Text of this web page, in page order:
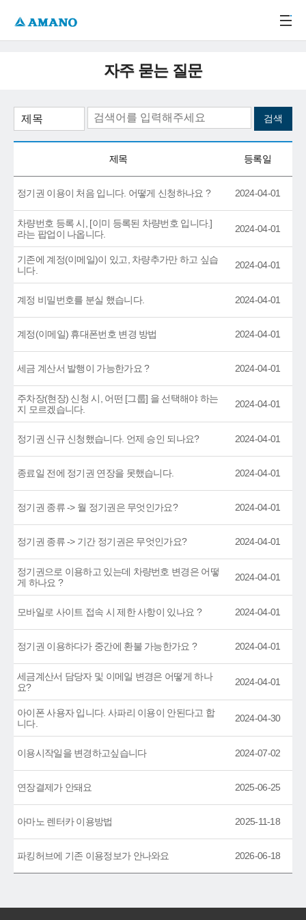
자주 묻는 질문
제목 등록일
정기권 이용이 처음 입니다. 어떻게 신청하나요 ? 2024-04-01
차량번호 등록 시, [이미 등록된 차량번호 입니다.]
라는 팝업이 나옵니다.
2024-04-01
기존에 계정(이메일)이 있고, 차량추가만 하고 싶습
니다.
2024-04-01
계정 비밀번호를 분실 했습니다. 2024-04-01
계정(이메일) 휴대폰번호 변경 방법 2024-04-01
세금 계산서 발행이 가능한가요 ? 2024-04-01
주차장(현장) 신청 시, 어떤 [그룹] 을 선택해야 하는
지 모르겠습니다.
2024-04-01
정기권 신규 신청했습니다. 언제 승인 되나요? 2024-04-01
종료일 전에 정기권 연장을 못했습니다. 2024-04-01
정기권 종류 -> 월 정기권은 무엇인가요? 2024-04-01
정기권 종류 -> 기간 정기권은 무엇인가요? 2024-04-01
정기권으로 이용하고 있는데 차량번호 변경은 어떻
게 하나요 ?
2024-04-01
모바일로 사이트 접속 시 제한 사항이 있나요 ? 2024-04-01
정기권 이용하다가 중간에 환불 가능한가요 ? 2024-04-01
세금계산서 담당자 및 이메일 변경은 어떻게 하나
요?
2024-04-01
아이폰 사용자 입니다. 사파리 이용이 안된다고 합
니다.
2024-04-30
이용시작일을 변경하고싶습니다 2024-07-02
연장결제가 안돼요 2025-06-25
아마노 렌터카 이용방법 2025-11-18
파킹허브에 기존 이용정보가 안나와요 2026-06-18